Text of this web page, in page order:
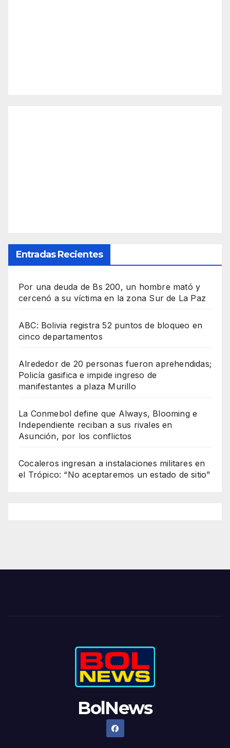
Entradas Recientes
Por una deuda de Bs 200, un hombre mató y
cercenó a su víctima en la zona Sur de La Paz
ABC: Bolivia registra 52 puntos de bloqueo en
cinco departamentos
Alrededor de 20 personas fueron aprehendidas;
Policía gasifica e impide ingreso de
manifestantes a plaza Murillo
La Conmebol define que Always, Blooming e
Independiente reciban a sus rivales en
Asunción, por los conflictos
Cocaleros ingresan a instalaciones militares en
el Trópico: “No aceptaremos un estado de sitio”
BolNews